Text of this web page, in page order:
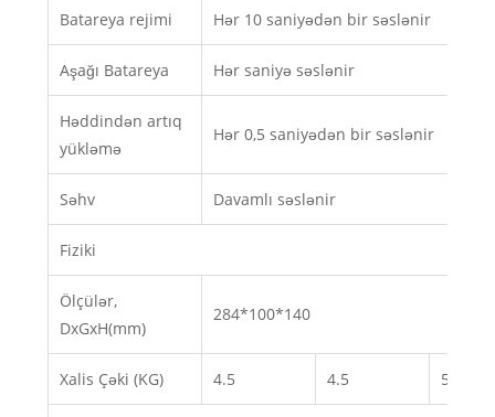
Batareya rejimi Hər 10 saniyədən bir səslənir
Aşağı Batareya Hər saniyə səslənir
Həddindən artıq
yükləmə
Hər 0,5 saniyədən bir səslənir
Səhv Davamlı səslənir
Fiziki
Ölçülər,
DxGxH(mm)
284*100*140
Xalis Çəki (KG) 4.5 4.5 5.1